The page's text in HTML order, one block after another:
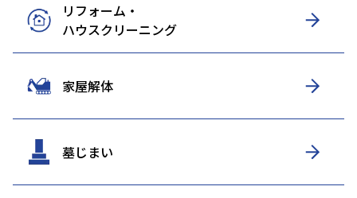
リフォーム・
ハウスクリーニング
家屋解体
墓じまい